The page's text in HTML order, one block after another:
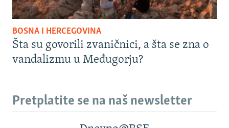
BOSNA I HERCEGOVINA
Šta su govorili zvaničnici, a šta se zna o
vandalizmu u Međugorju?
Pretplatite se na naš newsletter